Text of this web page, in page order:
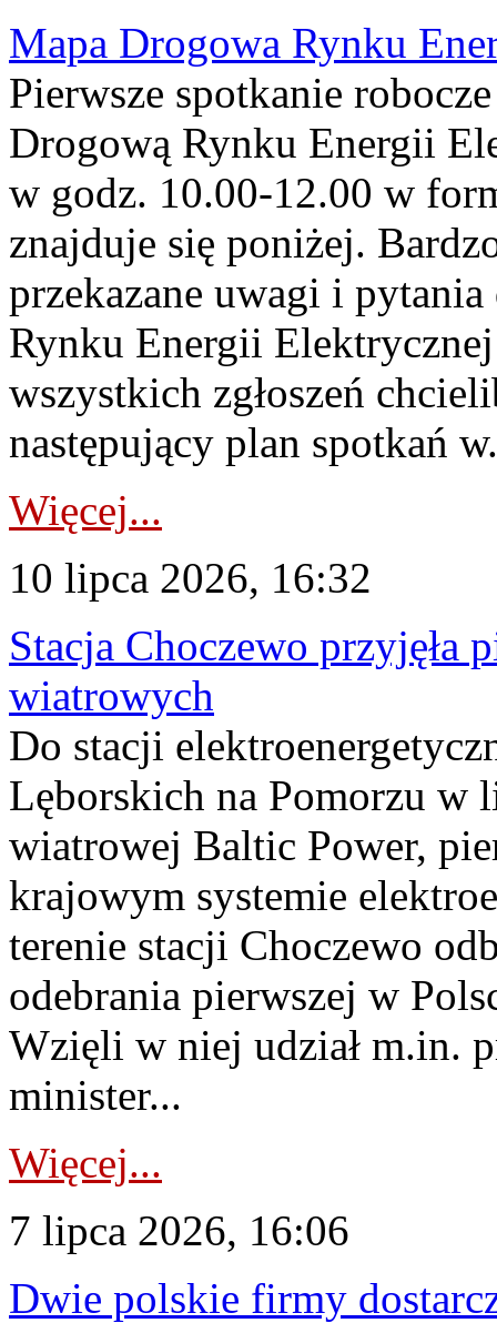
Mapa Drogowa Rynku
Pierwsze spotkanie
Drogową Rynku Energii
w godz. 10.00-12.00 w
znajduje się poniżej.
przekazane uwagi i
Rynku Energii
wszystkich zgłoszeń
następujący plan spotkań
Więcej...
10 lipca 2026, 16:32
Stacja Choczewo przyjęła
wiatrowych
Do stacji
Lęborskich na Pomorzu w
wiatrowej Baltic Power,
krajowym systemie
terenie stacji Choczewo
odebrania pierwszej w
Wzięli w niej udział m.in.
minister...
Więcej...
7 lipca 2026, 16:06
Dwie polskie firmy